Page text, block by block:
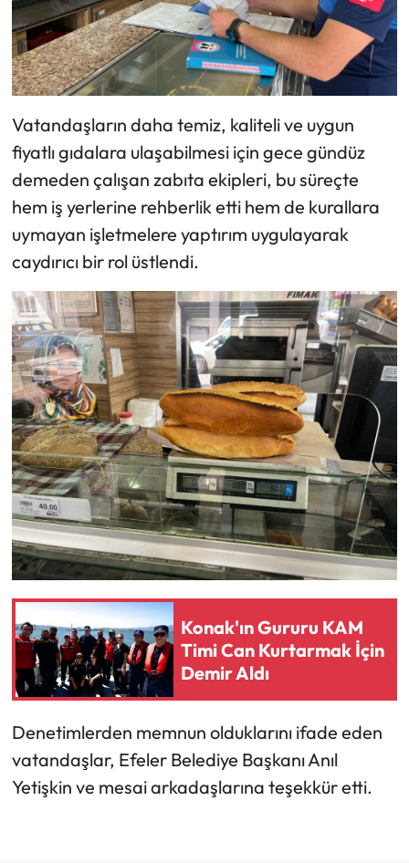
Vatandaşların daha temiz, kaliteli ve uygun
fiyatlı gıdalara ulaşabilmesi için gece gündüz
demeden çalışan zabıta ekipleri, bu süreçte
hem iş yerlerine rehberlik etti hem de kurallara
uymayan işletmelere yaptırım uygulayarak
caydırıcı bir rol üstlendi.
Konak'ın Gururu KAM
Timi Can Kurtarmak İçin
Demir Aldı
Denetimlerden memnun olduklarını ifade eden
vatandaşlar, Efeler Belediye Başkanı Anıl
Yetişkin ve mesai arkadaşlarına teşekkür etti.